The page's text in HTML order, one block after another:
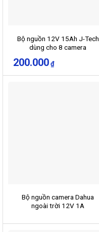
Bộ nguồn 12V 15Ah J-Tech
dùng cho 8 camera
200.000 ₫
Bộ nguồn camera Dahua
ngoài trời 12V 1A